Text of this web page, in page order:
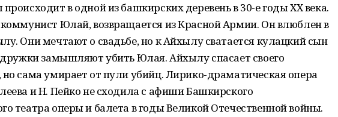
в одной из башкирских деревень в 30-е годы ХХ века.
Юлай, возвращается из Красной Армии. Он влюблен в
Они мечтают о свадьбе, но к Айхылу сватается кулацкий сын
замышляют убить Юлая. Айхылу спасает своего
но сама умирает от пули убийц. Лирико-драматическая опера
и Н. Пейко не сходила с афиши Башкирского
театра оперы и балета в годы Великой Отечественной войны.